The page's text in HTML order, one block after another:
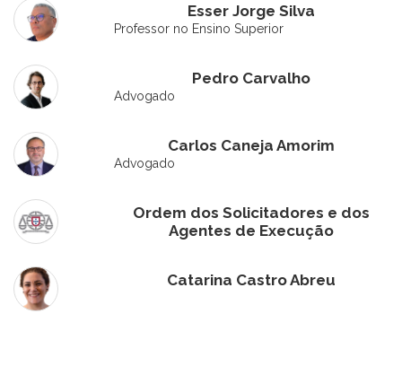
Esser Jorge Silva
Professor no Ensino Superior
Pedro Carvalho
Advogado
Carlos Caneja Amorim
Advogado
Ordem dos Solicitadores e dos
Agentes de Execução
Catarina Castro Abreu